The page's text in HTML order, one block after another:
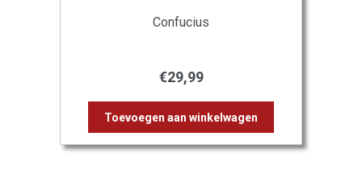
Confucius
€29,99
Toevoegen aan winkelwagen